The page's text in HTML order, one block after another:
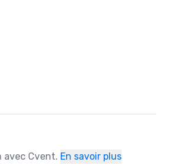
avec Cvent. En savoir plus